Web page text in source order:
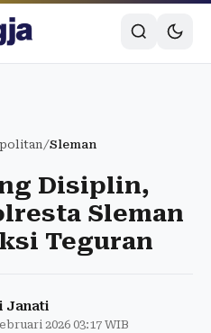
/Sleman
Disiplin,
Sleman
Teguran
Janati
2026 03:17 WIB